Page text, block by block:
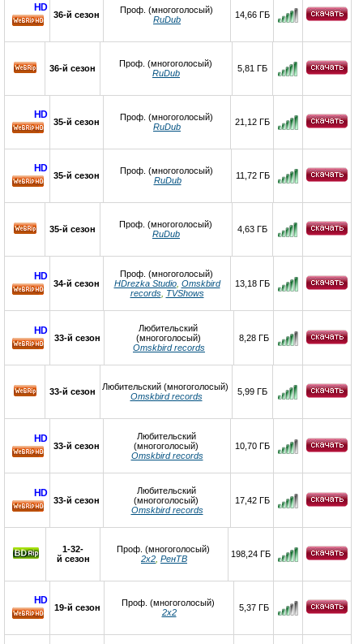
HD
36-й сезон
Проф. (многоголосый)
RuDub
14,66 ГБ
36-й сезон
Проф. (многоголосый)
RuDub
5,81 ГБ
HD
35-й сезон
Проф. (многоголосый)
RuDub
21,12 ГБ
HD
35-й сезон
Проф. (многоголосый)
RuDub
11,72 ГБ
35-й сезон
Проф. (многоголосый)
RuDub
4,63 ГБ
HD
34-й сезон
Проф. (многоголосый)
HDrezka Studio, Omskbird
records, TVShows
13,18 ГБ
HD
33-й сезон
Любительский
(многоголосый)
Omskbird records
8,28 ГБ
33-й сезон
Любительский (многоголосый)
Omskbird records
5,99 ГБ
HD
33-й сезон
Любительский
(многоголосый)
Omskbird records
10,70 ГБ
HD
33-й сезон
Любительский
(многоголосый)
Omskbird records
17,42 ГБ
1-32-
й сезон
Проф. (многоголосый)
2х2 РенТВ 198,24 ГБ
HD
19-й сезон
Проф. (многоголосый)
2х2
5,37 ГБ